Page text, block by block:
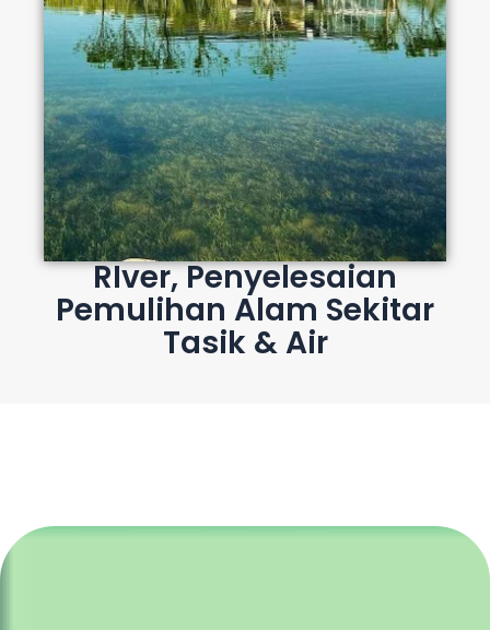
RIver, Penyelesaian
Pemulihan Alam Sekitar
Tasik & Air